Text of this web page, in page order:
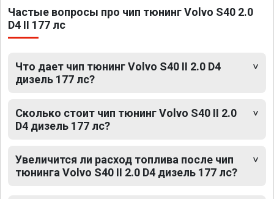
Частые вопросы про чип тюнинг Volvo S40 2.0
D4 II 177 лс
Что дает чип тюнинг Volvo S40 II 2.0 D4
дизель 177 лс?
Сколько стоит чип тюнинг Volvo S40 II 2.0
D4 дизель 177 лс?
Увеличится ли расход топлива после чип
тюнинга Volvo S40 II 2.0 D4 дизель 177 лс?